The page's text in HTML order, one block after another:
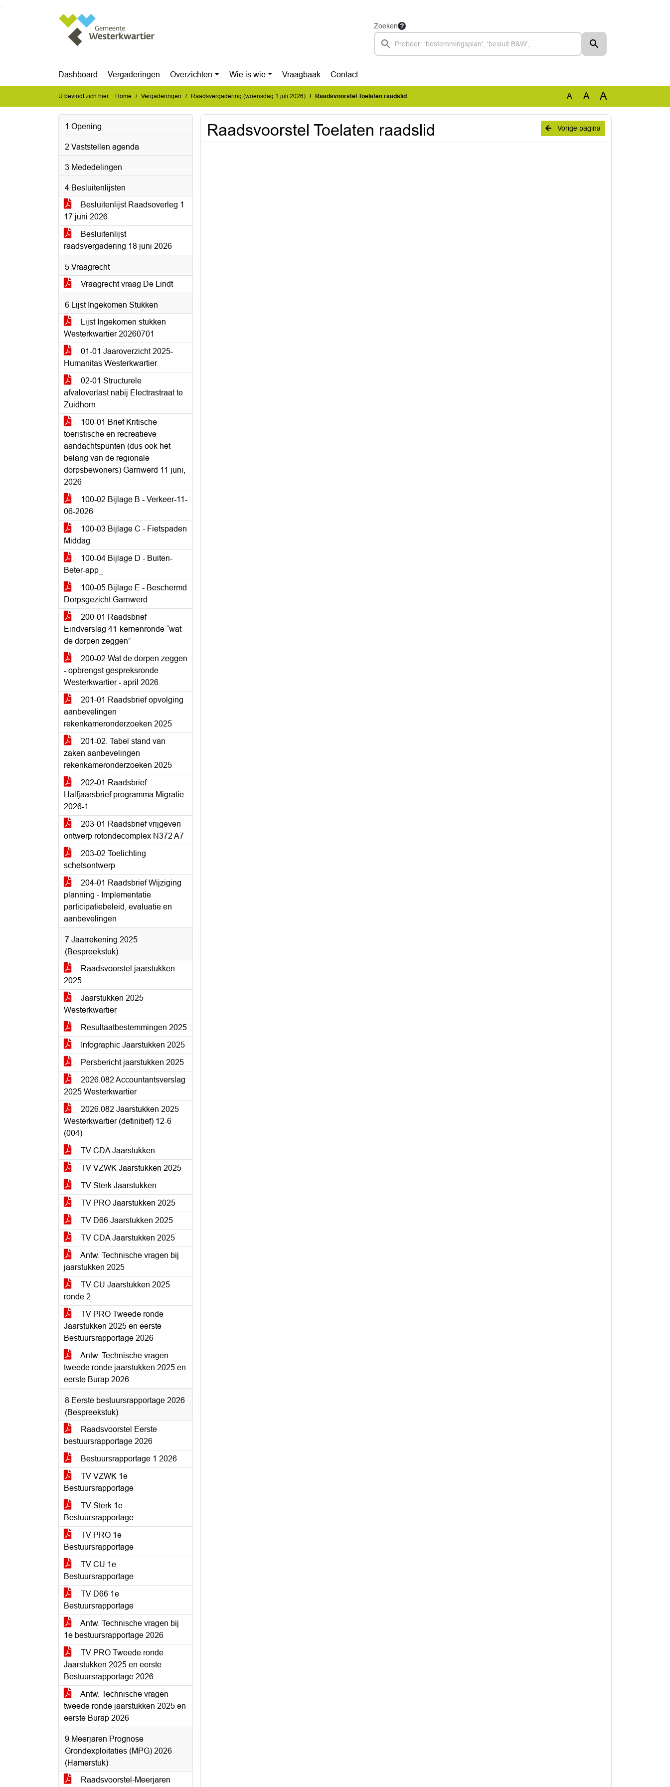
Zoeken
Dashboard Vergaderingen Overzichten Wie is wie Vraagbaak Contact
U bevindt zich hier: Home Vergaderingen Raadsvergadering (woensdag 1 juli 2026) Raadsvoorstel Toelaten raadslid A A A
1 Opening
2 Vaststellen agenda
3 Mededelingen
4 Besluitenlijsten
Besluitenlijst Raadsoverleg 1
17 juni 2026
Besluitenlijst
raadsvergadering 18 juni 2026
5 Vraagrecht
Vraagrecht vraag De Lindt
6 Lijst Ingekomen Stukken
Lijst Ingekomen stukken
Westerkwartier 20260701
01-01 Jaaroverzicht 2025-
Humanitas Westerkwartier
02-01 Structurele
afvaloverlast nabij Electrastraat te
Zuidhorn
100-01 Brief Kritische
toeristische en recreatieve
aandachtspunten (dus ook het
belang van de regionale
dorpsbewoners) Garnwerd 11 juni,
2026
100-02 Bijlage B - Verkeer-11-
06-2026
100-03 Bijlage C - Fietspaden
Middag
100-04 Bijlage D - Buiten-
Beter-app_
100-05 Bijlage E - Beschermd
Dorpsgezicht Garnwerd
200-01 Raadsbrief
Eindverslag 41-kernenronde “wat
de dorpen zeggen”
200-02 Wat de dorpen zeggen
- opbrengst gespreksronde
Westerkwartier - april 2026
201-01 Raadsbrief opvolging
aanbevelingen
rekenkameronderzoeken 2025
201-02. Tabel stand van
zaken aanbevelingen
rekenkameronderzoeken 2025
202-01 Raadsbrief
Halfjaarsbrief programma Migratie
2026-1
203-01 Raadsbrief vrijgeven
ontwerp rotondecomplex N372 A7
203-02 Toelichting
schetsontwerp
204-01 Raadsbrief Wijziging
planning - Implementatie
participatiebeleid, evaluatie en
aanbevelingen
7 Jaarrekening 2025
(Bespreekstuk)
Raadsvoorstel jaarstukken
2025
Jaarstukken 2025
Westerkwartier
Resultaatbestemmingen 2025
Infographic Jaarstukken 2025
Persbericht jaarstukken 2025
2026.082 Accountantsverslag
2025 Westerkwartier
2026.082 Jaarstukken 2025
Westerkwartier (definitief) 12-6
(004)
TV CDA Jaarstukken
TV VZWK Jaarstukken 2025
TV Sterk Jaarstukken
TV PRO Jaarstukken 2025
TV D66 Jaarstukken 2025
TV CDA Jaarstukken 2025
Antw. Technische vragen bij
jaarstukken 2025
TV CU Jaarstukken 2025
ronde 2
TV PRO Tweede ronde
Jaarstukken 2025 en eerste
Bestuursrapportage 2026
Antw. Technische vragen
tweede ronde jaarstukken 2025 en
eerste Burap 2026
8 Eerste bestuursrapportage 2026
(Bespreekstuk)
Raadsvoorstel Eerste
bestuursrapportage 2026
Bestuursrapportage 1 2026
TV VZWK 1e
Bestuursrapportage
TV Sterk 1e
Bestuursrapportage
TV PRO 1e
Bestuursrapportage
TV CU 1e
Bestuursrapportage
TV D66 1e
Bestuursrapportage
Antw. Technische vragen bij
1e bestuursrapportage 2026
TV PRO Tweede ronde
Jaarstukken 2025 en eerste
Bestuursrapportage 2026
Antw. Technische vragen
tweede ronde jaarstukken 2025 en
eerste Burap 2026
9 Meerjaren Prognose
Grondexploitaties (MPG) 2026
(Hamerstuk)
Raadsvoorstel-Meerjaren
Vorige pagina
Raadsvoorstel Toelaten raadslid